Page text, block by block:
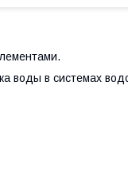
воды в системах